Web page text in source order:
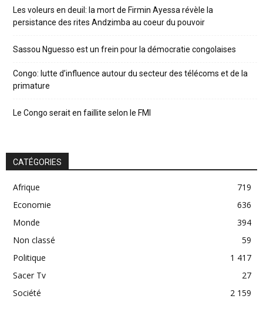
Les voleurs en deuil: la mort de Firmin Ayessa révèle la
persistance des rites Andzimba au coeur du pouvoir
Sassou Nguesso est un frein pour la démocratie congolaises
Congo: lutte d’influence autour du secteur des télécoms et de la
primature
Le Congo serait en faillite selon le FMI
CATÉGORIES
Afrique
719
Economie
636
Monde
394
Non classé
59
Politique
1 417
Sacer Tv
27
Société
2 159